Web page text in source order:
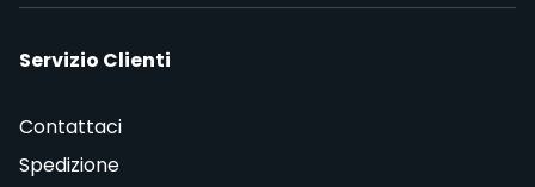
Servizio Clienti
Contattaci
Spedizione